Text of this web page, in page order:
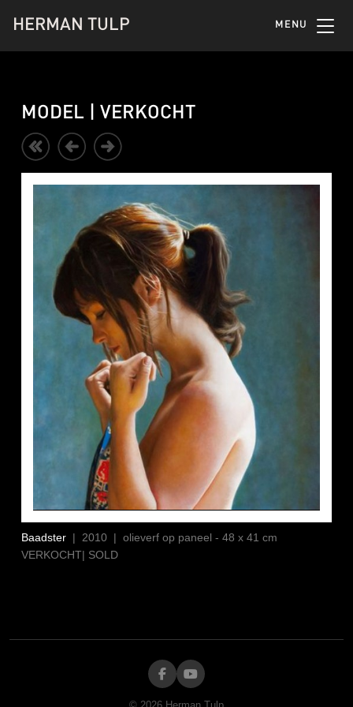
HERMAN TULP MENU
MODEL | VERKOCHT
Baadster | 2010 | olieverf op paneel - 48 x 41 cm
VERKOCHT| SOLD